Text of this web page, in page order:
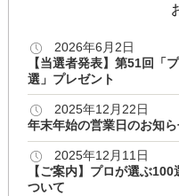
2026年6月2日
【当選者発表】第51回「
選」プレゼント
2025年12月22日
年末年始の営業日のお知
2025年12月11日
【ご案内】プロが選ぶ
ついて